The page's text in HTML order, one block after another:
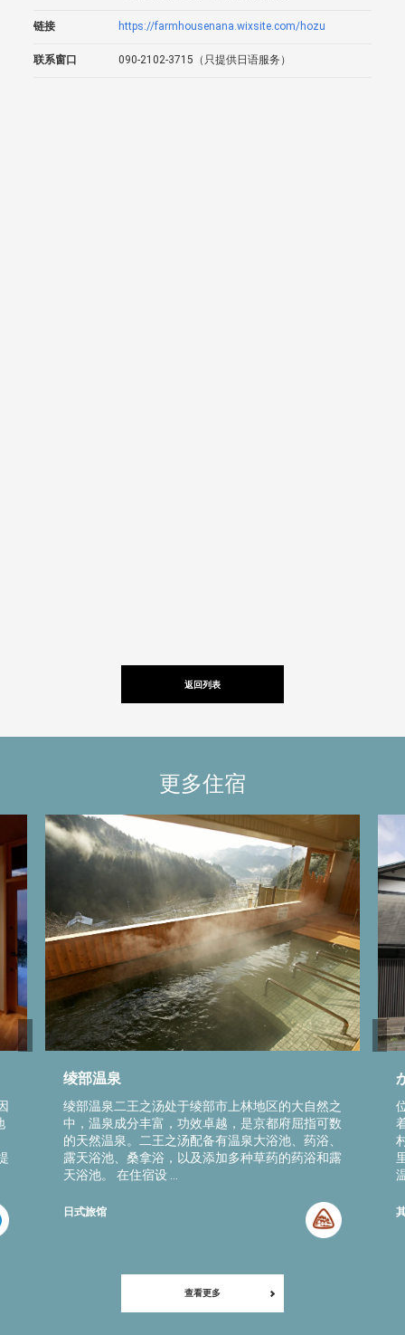
链接 https://farmhousenana.wixsite.com/hozu
联系窗口 090-2102-3715（只提供日语服务）
返回列表
更多住宿
绫部温泉
绫部温泉二王之汤处于绫部市上林地区的大自然之
中，温泉成分丰富，功效卓越，是京都府屈指可数
的天然温泉。二王之汤配备有温泉大浴池、药浴、
露天浴池、桑拿浴，以及添加多种草药的药浴和露
天浴池。 在住宿设 ...
日式旅馆
查看更多